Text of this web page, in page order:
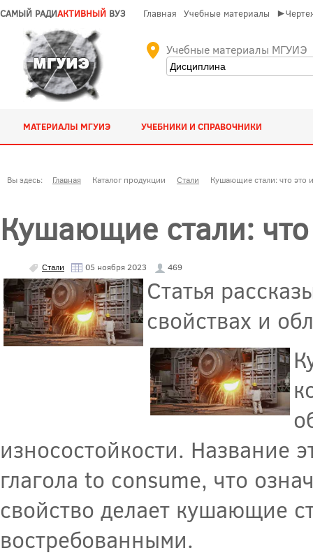
САМЫЙ РАДИАКТИВНЫЙ ВУЗ Главная Учебные материалы
Учебные материалы МГУИЭ
МАТЕРИАЛЫ МГУИЭ УЧЕБНИКИ И СПРАВОЧНИКИ
Вы здесь: Главная Каталог продукции Стали Кушающие стали: что это
Кушающие стали: что
Стали 05 ноября 2023 469
Статья
свойствах и
износостойкости. Название
глагола to consume, что
свойство делает кушающие
востребованными.